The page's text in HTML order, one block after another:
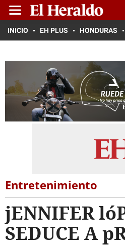
INICIO EH PLUS HONDURAS
Entretenimiento
jENNIFER
SEDUCE A